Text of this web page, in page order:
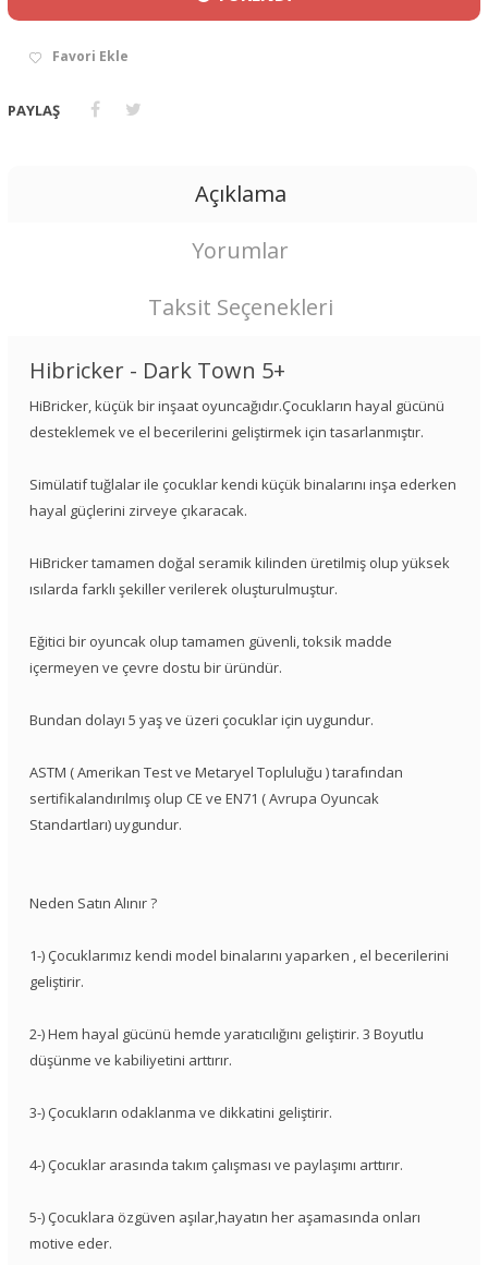
Favori Ekle
PAYLAŞ
Açıklama
Yorumlar
Taksit Seçenekleri
Hibricker - Dark Town 5+
HiBricker, küçük bir inşaat oyuncağıdır.Çocukların hayal gücünü
desteklemek ve el becerilerini geliştirmek için tasarlanmıştır.
Simülatif tuğlalar ile çocuklar kendi küçük binalarını inşa ederken
hayal güçlerini zirveye çıkaracak.
HiBricker tamamen doğal seramik kilinden üretilmiş olup yüksek
ısılarda farklı şekiller verilerek oluşturulmuştur.
Eğitici bir oyuncak olup tamamen güvenli, toksik madde
içermeyen ve çevre dostu bir üründür.
Bundan dolayı 5 yaş ve üzeri çocuklar için uygundur.
ASTM ( Amerikan Test ve Metaryel Topluluğu ) tarafından
sertifikalandırılmış olup CE ve EN71 ( Avrupa Oyuncak
Standartları) uygundur.
Neden Satın Alınır ?
1-) Çocuklarımız kendi model binalarını yaparken , el becerilerini
geliştirir.
2-) Hem hayal gücünü hemde yaratıcılığını geliştirir. 3 Boyutlu
düşünme ve kabiliyetini arttırır.
3-) Çocukların odaklanma ve dikkatini geliştirir.
4-) Çocuklar arasında takım çalışması ve paylaşımı arttırır.
5-) Çocuklara özgüven aşılar,hayatın her aşamasında onları
motive eder.